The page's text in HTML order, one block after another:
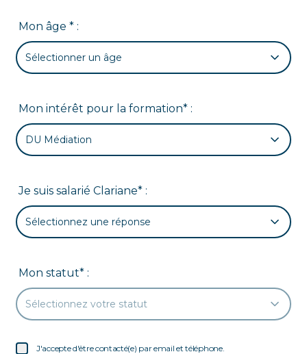
Mon âge * :
Sélectionner un âge
Mon intérêt pour la formation* :
DU Médiation
Je suis salarié Clariane* :
Sélectionnez une réponse
Mon statut* :
Sélectionnez votre statut
J'accepte d'être contacté(e) par email et téléphone.